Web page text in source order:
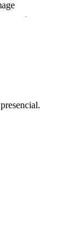
presencial.